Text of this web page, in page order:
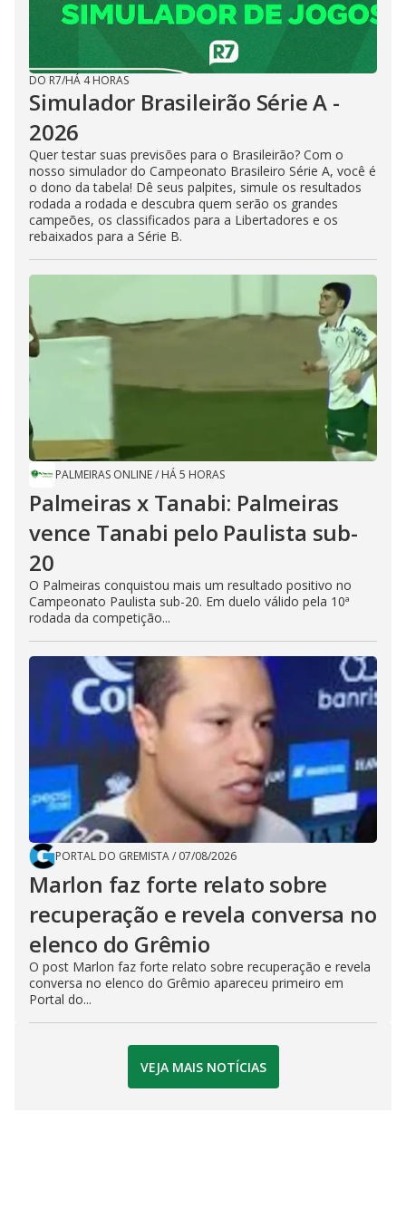
DO R7/HÁ 4 HORAS
Simulador Brasileirão Série A -
2026
Quer testar suas previsões para o Brasileirão? Com o
nosso simulador do Campeonato Brasileiro Série A, você é
o dono da tabela! Dê seus palpites, simule os resultados
rodada a rodada e descubra quem serão os grandes
campeões, os classificados para a Libertadores e os
rebaixados para a Série B.
PALMEIRAS ONLINE/ HÁ 5 HORAS
Palmeiras x Tanabi: Palmeiras
vence Tanabi pelo Paulista sub-
20
O Palmeiras conquistou mais um resultado positivo no
Campeonato Paulista sub-20. Em duelo válido pela 10ª
rodada da competição...
PORTAL DO GREMISTA/ 07/08/2026
Marlon faz forte relato sobre
recuperação e revela conversa no
elenco do Grêmio
O post Marlon faz forte relato sobre recuperação e revela
conversa no elenco do Grêmio apareceu primeiro em
Portal do...
VEJA MAIS NOTÍCIAS